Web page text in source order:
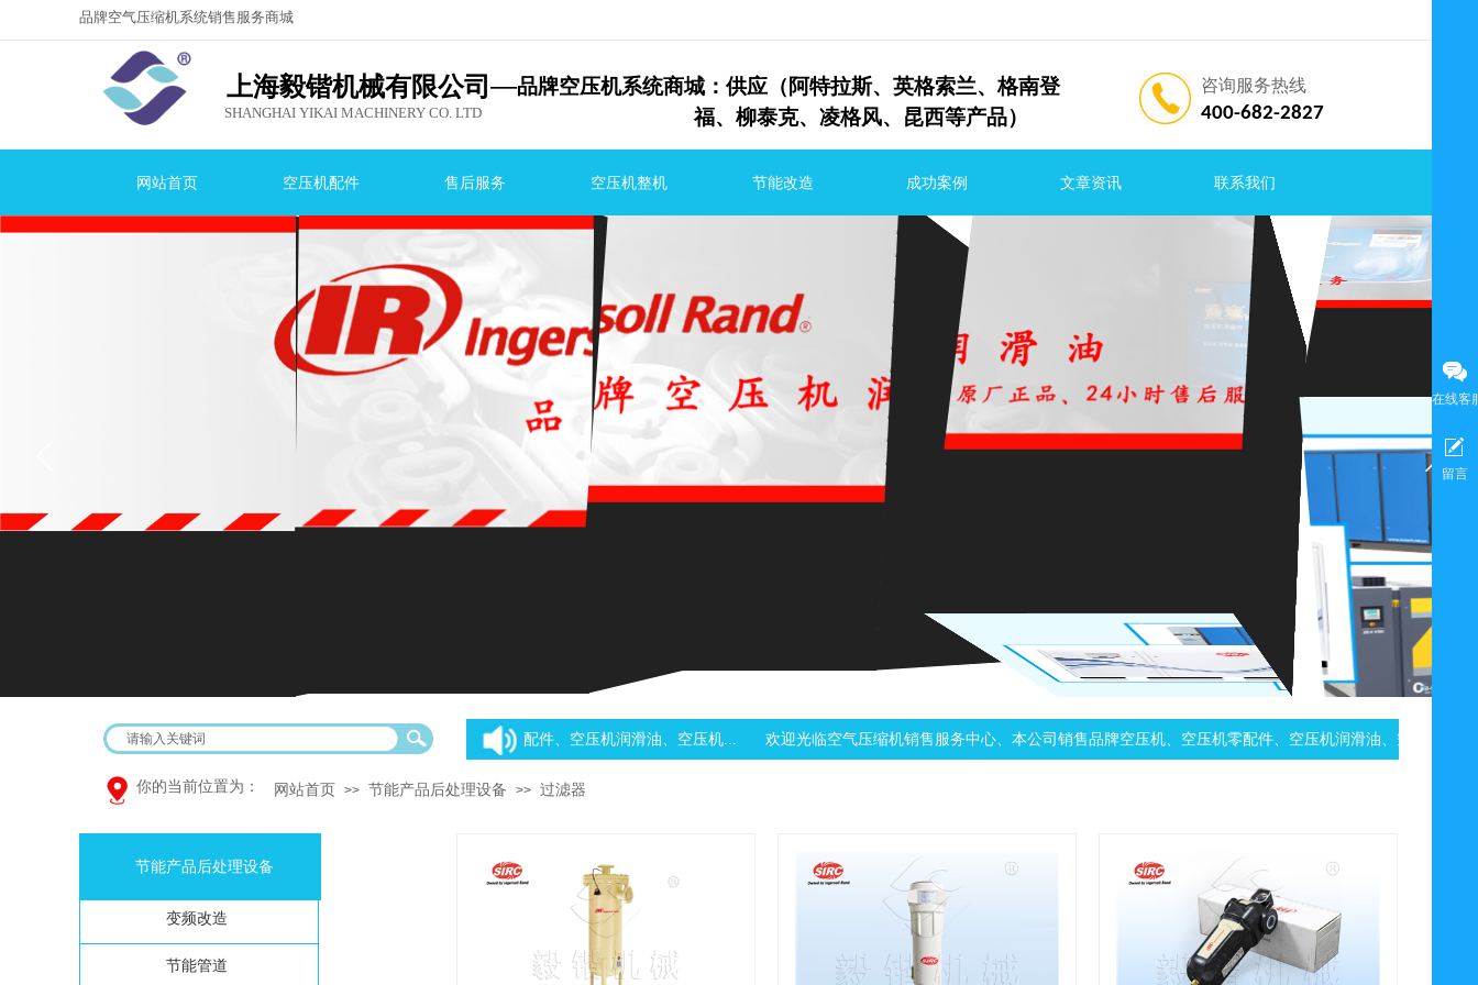
品牌空气压缩机系统销售服务商城
—品牌空压机系统商城：供应（阿特拉斯、英格索兰、格南登
福、 柳泰克、 凌格风、昆西等产品）
上海毅锴机械有限公司 咨询服务热线
400-682-2827
SHANGHAI YIKAI MACHINERY CO. LTD
网站首页 空压机配件 售后服务 空压机整机 节能改造 成功案例 文章资讯 联系我们
欢迎光临空气压缩机销售服务中心、本公司销售品牌空压机、空压机零配件、空压机润滑油、空压机... 欢迎光临空气压缩机销售服务中心、本公司销售品牌空压机、空压机零配件、空压机润滑油、空压机...
你的当前位置为： 网站首页 >> 节能产品后处理设备 >> 过滤器
节能产品后处理设备
变频改造
节能管道
在线客
留言